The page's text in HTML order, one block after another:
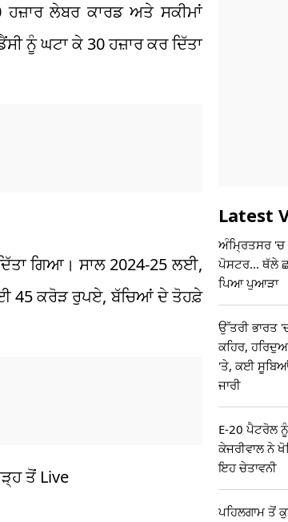
ਹਜ਼ਾਰ ਲੇਬਰ ਕਾਰਡ ਅਤੇ ਸਕੀਮਾਂ
ਨੂੰ ਘਟਾ ਕੇ 30 ਹਜ਼ਾਰ ਕਰ ਦਿੱਤਾ
ਗਿਆ। ਸਾਲ 2024-25 ਲਈ,
45 ਕਰੋੜ ਰੁਪਏ, ਬੱਚਿਆਂ ਦੇ ਤੋਹਫ਼ੇ
ਤੋਂ Live
Latest
ਅੰਮ੍ਰਿਤਸਰ 'ਚ
ਪੋਸਟਰ... ਥੱਲੇ
ਪਿਆ ਪੁਆੜਾ
ਉੱਤਰੀ ਭਾਰਤ
ਕਹਿਰ,
'ਤੇ, ਕਈ ਸੂਬਿਆਂ
ਜਾਰੀ
E-20 ਪੈਟਰੋਲ
ਕੇਜਰੀਵਾਲ ਨੇ
ਇਹ ਚੇਤਾਵਨੀ
ਪਹਿਲਗਾਮ ਤੋਂ